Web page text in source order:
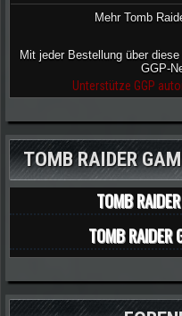
Mehr Tomb
Mit jeder Bestellung über
GGP-
Unterstütze GGP
TOMB RAIDER
TOMB
TOMB RAIDER